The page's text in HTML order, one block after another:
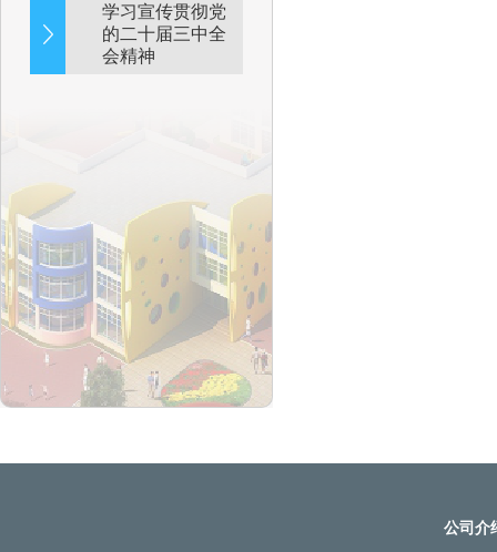
学习宣传贯彻党
的二十届三中全
会精神
公司介